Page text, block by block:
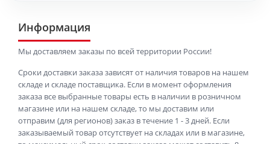
Информация
Мы доставляем заказы по всей территории России!
Сроки доставки заказа зависят от наличия товаров на нашем
складе и складе поставщика. Если в момент оформления
заказа все выбранные товары есть в наличии в розничном
магазине или на нашем складе, то мы доставим или
отправим (для регионов) заказ в течение 1 - 3 дней. Если
заказываемый товар отсутствует на складах или в магазине,